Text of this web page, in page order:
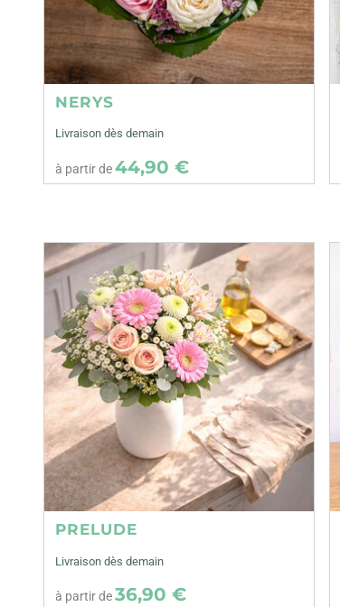
NERYS
Livraison dès demain
à partir de44,90 €
PRELUDE
Livraison dès demain
à partir de36,90 €